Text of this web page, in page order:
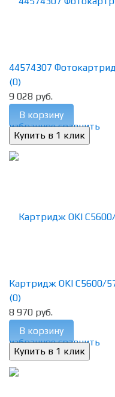
избранное сравнить
44574307
(0)
9 028 руб.
В корзину
избранное сравнить
Картридж OKI C5600/
(0)
8 970 руб.
В корзину